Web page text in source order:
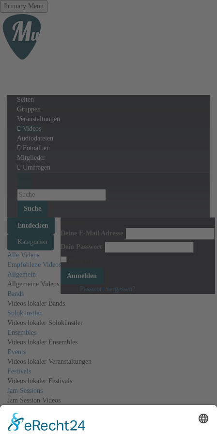
Primary Menu
Seiten
Gruppen
Veranstaltungen
Videos
Audiodateien
Fotoalben
Mitglieder
Umfragen
Suche
Deine E-Mail Adresse
Dein Passwort
Anmelden
Passwort vergessen?
Entdecken
Kategorien
Alle Videos
Empfohlene Videos
Allgemein
Allgemeine Videos
Bands
Videos lokaler Bands
Solokünstler
Videos lokaler Solokünstler
Ensembles
Videos lokaler Ensembles
Events
Videos lokaler Veranstaltungen
Festivals
Videos lokaler Festivals
Jam Sessions
Jam Session Videos
Video-Tutorials
Events